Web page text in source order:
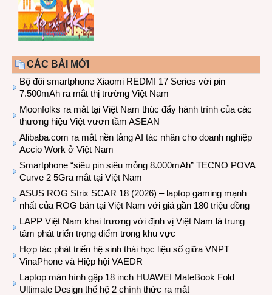
CÁC BÀI MỚI
Bộ đôi smartphone Xiaomi REDMI 17 Series với pin
7.500mAh ra mắt thị trường Việt Nam
Moonfolks ra mắt tại Việt Nam thúc đẩy hành trình của các
thương hiệu Việt vươn tầm ASEAN
Alibaba.com ra mắt nền tảng AI tác nhân cho doanh nghiệp
Accio Work ở Việt Nam
Smartphone “siêu pin siêu mỏng 8.000mAh” TECNO POVA
Curve 2 5Gra mắt tại Việt Nam
ASUS ROG Strix SCAR 18 (2026) – laptop gaming mạnh
nhất của ROG bán tại Việt Nam với giá gần 180 triệu đồng
LAPP Việt Nam khai trương với định vị Việt Nam là trung
tâm phát triển trọng điểm trong khu vực
Hợp tác phát triển hệ sinh thái học liệu số giữa VNPT
VinaPhone và Hiệp hội VAEDR
Laptop màn hình gập 18 inch HUAWEI MateBook Fold
Ultimate Design thế hệ 2 chính thức ra mắt